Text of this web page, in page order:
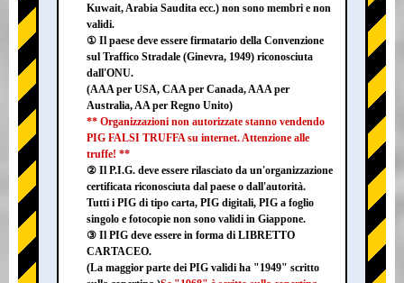
Kuwait, Arabia Saudita ecc.) non sono membri e non
validi.
① Il paese deve essere firmatario della Convenzione
sul Traffico Stradale (Ginevra, 1949) riconosciuta
dall'ONU.
(AAA per USA, CAA per Canada, AAA per
Australia, AA per Regno Unito)
** Organizzazioni non autorizzate stanno vendendo
PIG FALSI TRUFFA su internet. Attenzione alle
truffe! **
② Il P.I.G. deve essere rilasciato da un'organizzazione
certificata riconosciuta dal paese o dall'autorità.
Tutti i PIG di tipo carta, PIG digitali, PIG a foglio
singolo e fotocopie non sono validi in Giappone.
③ Il PIG deve essere in forma di LIBRETTO
CARTACEO.
(La maggior parte dei PIG validi ha "1949" scritto